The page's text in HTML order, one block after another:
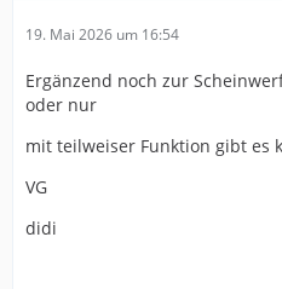
19. Mai 2026 um 16:54
Ergänzend noch zur
oder nur
mit teilweiser Funktion gibt es
VG
didi